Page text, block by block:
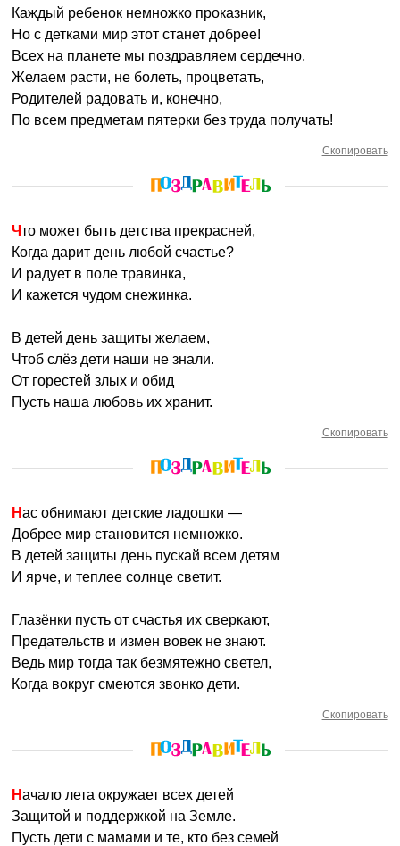
Каждый ребенок немножко проказник,
Но с детками мир этот станет добрее!
Всех на планете мы поздравляем сердечно,
Желаем расти, не болеть, процветать,
Родителей радовать и, конечно,
По всем предметам пятерки без труда получать!
Скопировать
Что может быть детства прекрасней,
Когда дарит день любой счастье?
И радует в поле травинка,
И кажется чудом снежинка.
В детей день защиты желаем,
Чтоб слёз дети наши не знали.
От горестей злых и обид
Пусть наша любовь их хранит.
Скопировать
Нас обнимают детские ладошки —
Добрее мир становится немножко.
В детей защиты день пускай всем детям
И ярче, и теплее солнце светит.
Глазёнки пусть от счастья их сверкают,
Предательств и измен вовек не знают.
Ведь мир тогда так безмятежно светел,
Когда вокруг смеются звонко дети.
Скопировать
Начало лета окружает всех детей
Защитой и поддержкой на Земле.
Пусть дети с мамами и те, кто без семей